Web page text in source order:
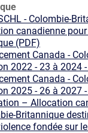
- Colombie-
canadienne
(PDF)
Canada -
2022 - 23 à 2024
Canada -
2025 - 26 à 2027
– Allocation
Britannique
fondée sur